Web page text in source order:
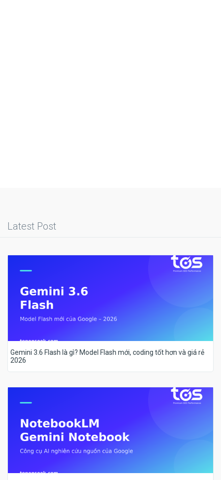
Latest Post
Gemini 3.6 Flash là gì? Model Flash mới, coding tốt hơn và giá rẻ
2026